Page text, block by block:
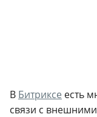
В Битриксе есть
связи с